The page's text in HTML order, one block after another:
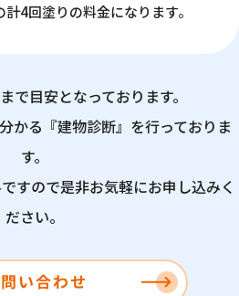
4回塗りの料金になります。
で目安となっております。
かる『建物診断』を行っておりま
す。
すので是非お気軽にお申し込みく
ださい。